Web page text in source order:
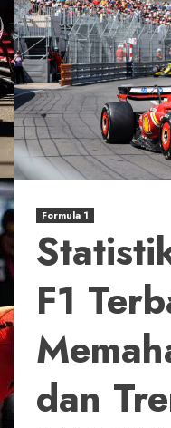
Formula 1
F1
dan